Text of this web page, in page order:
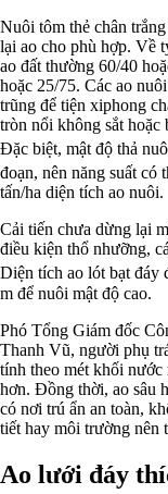
Nuôi tôm thẻ chân
lại ao cho phù hợp. Về
ao đất thường 60/40
hoặc 25/75. Các ao
trũng để tiện xiphong
tròn nổi không sắt hoặc
Đặc biệt, mật độ thả
đoạn, nên năng suất có
tấn/ha diện tích ao nuôi.
Cải tiến chưa dừng lại
điều kiện thổ nhưỡng,
Diện tích ao lót bạt đáy
m để nuôi mật độ cao.
Phó Tổng Giám đốc
Thanh Vũ, người phụ
tính theo mét khối nước
hơn. Đồng thời, ao sâu
có nơi trú ẩn an toàn,
tiết hay môi trường nên
Ao lưới đáy